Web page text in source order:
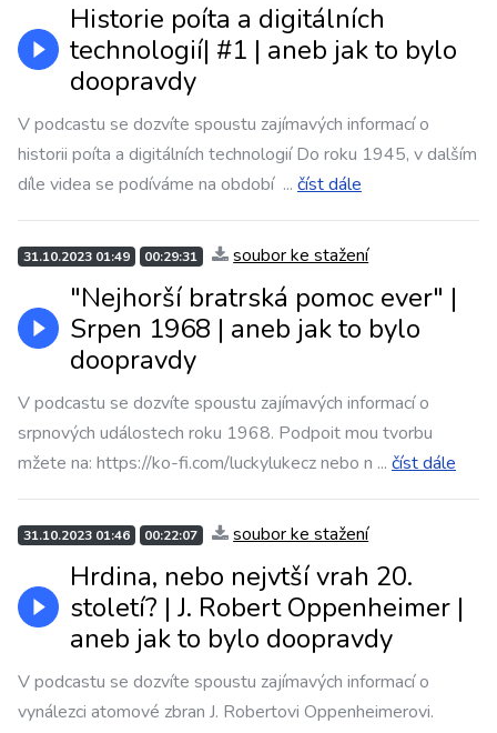
Historie poíta a digitálních
technologií| #1 | aneb jak to bylo
doopravdy
V podcastu se dozvíte spoustu zajímavých informací o
historii poíta a digitálních technologií Do roku 1945, v dalším
díle videa se podíváme na období ... číst dále
31.10.2023 01:49 00:29:31 soubor ke stažení
"Nejhorší bratrská pomoc ever" |
Srpen 1968 | aneb jak to bylo
doopravdy
V podcastu se dozvíte spoustu zajímavých informací o
srpnových událostech roku 1968. Podpoit mou tvorbu
mžete na: https://ko-fi.com/luckylukecz nebo n ... číst dále
31.10.2023 01:46 00:22:07 soubor ke stažení
Hrdina, nebo nejvtší vrah 20.
století? | J. Robert Oppenheimer |
aneb jak to bylo doopravdy
V podcastu se dozvíte spoustu zajímavých informací o
vynálezci atomové zbran J. Robertovi Oppenheimerovi.